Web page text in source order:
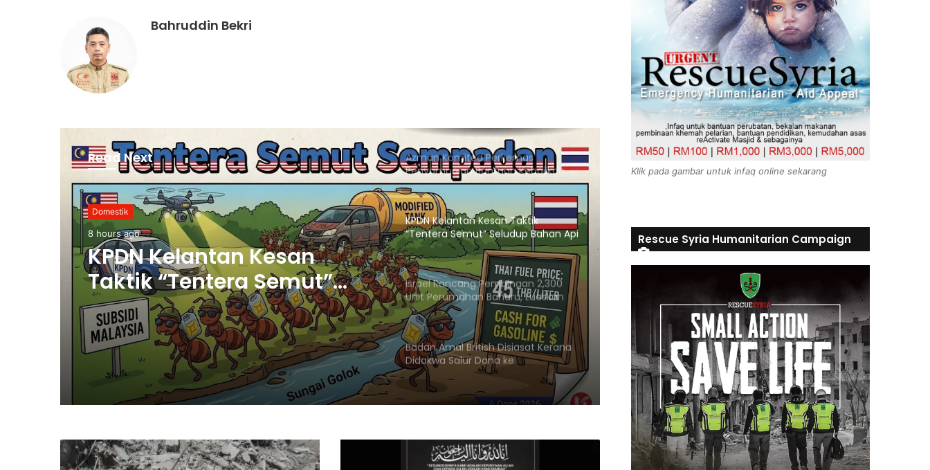
Bahruddin Bekri
Read Next
Domestik
8 hours ago
KPDN Kelantan Kesan
Taktik “Tentera Semut”
Seludup Bahan Api
Bersubsidi di Sempadan
Azman Komited Perkemas
Penyampaian Bantuan Kebajikan
Penduduk di Ampang
KPDN Kelantan Kesan Taktik
“Tentera Semut” Seludup Bahan Api
Bersubsidi di Sempadan
Israel Rancang Pembinaan 2,300
Unit Perumahan Baharu, Luaskan
Penempatan Haram di
Baitulmaqdis Timur
Badan Amal British Disiasat Kerana
Didakwa Salur Dana ke
Penempatan Haram Israel
Dokumentasi Pelanggaran Israel di
Baitulmaqdis Timur
Klik pada gambar untuk infaq online sekarang
Rescue Syria Humanitarian Campaign